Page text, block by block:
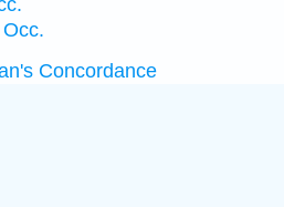
Concordance